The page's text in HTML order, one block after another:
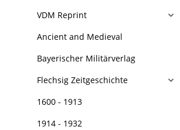
VDM Reprint
Ancient and Medieval
Bayerischer Militärverlag
Flechsig Zeitgeschichte
1600 - 1913
1914 - 1932